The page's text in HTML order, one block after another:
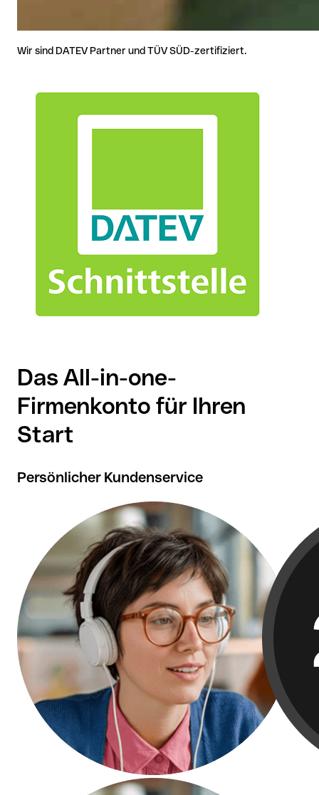
Wir sind DATEV Partner und TÜV SÜD-zertifiziert.
Das All-in-one-
Firmenkonto für Ihren
Start
Persönlicher Kundenservice